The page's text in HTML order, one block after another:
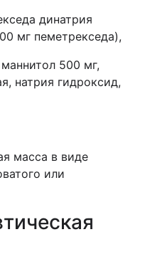
динатрия
мг пеметрекседа),
маннитол 500 мг,
натрия гидроксид,
масса в виде
или